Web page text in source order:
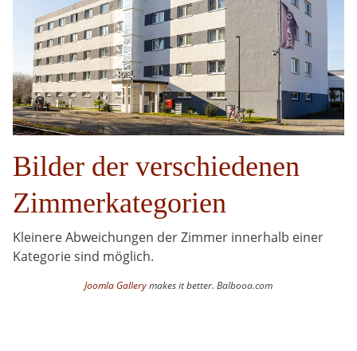
Bilder der verschiedenen
Zimmerkategorien
Kleinere Abweichungen der Zimmer innerhalb einer
Kategorie sind möglich.
Joomla Gallerymakes it better. Balbooa.com